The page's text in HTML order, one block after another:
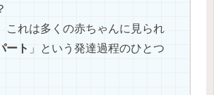
これは多くの赤ちゃんに見られ
ート 」という発達過程のひとつ